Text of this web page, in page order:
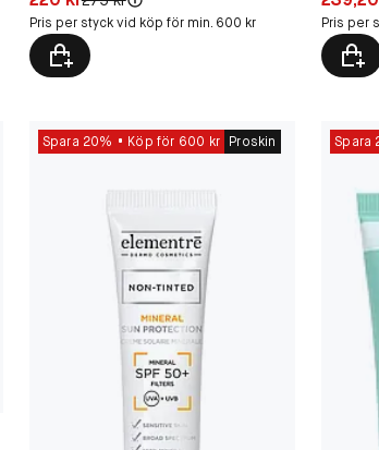
Pris per styck vid köp för min. 600 kr Pris per
Spara 20% Köp för 600 kr Proskin Spara